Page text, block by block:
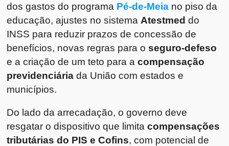
dos gastos do programa Pé-de-Meia no piso da
educação, ajustes no sistema Atestmed do
INSS para reduzir prazos de concessão de
benefícios, novas regras para oseguro-defeso
e a criação de um teto para acompensação
previdenciária da União com estados e
municípios.
Do lado da arrecadação, o governo deve
resgatar o dispositivo que limitacompensações
tributárias do PIS e Cofins, com potencial de